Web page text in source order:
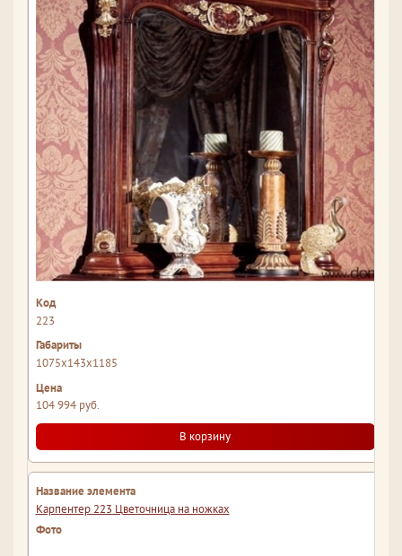
223
1075x143x1185
104 994 руб.
В корзину
Карпентер 223 Цветочница на ножках